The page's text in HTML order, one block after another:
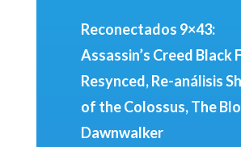
Reconectados 9×43:
Assassin’s Creed Black
Resynced, Re-análisis
of the Colossus, The
Dawnwalker